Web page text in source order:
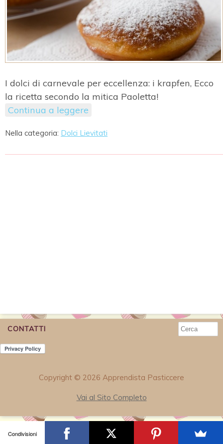
I dolci di carnevale per eccellenza: i krapfen, Ecco
la ricetta secondo la mitica Paoletta!
Continua a leggere
Nella categoria: Dolci Lievitati
CONTATTI
Copyright © 2026 Apprendista Pasticcere
Vai al Sito Completo
Condivisioni